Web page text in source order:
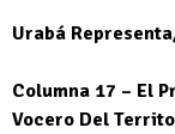
Urabá
Columna 17 – El
Vocero Del